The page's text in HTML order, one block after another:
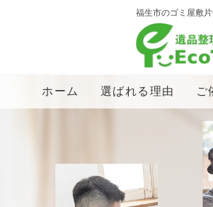
福生市のゴミ屋敷
ホーム 選ばれる理由 ご